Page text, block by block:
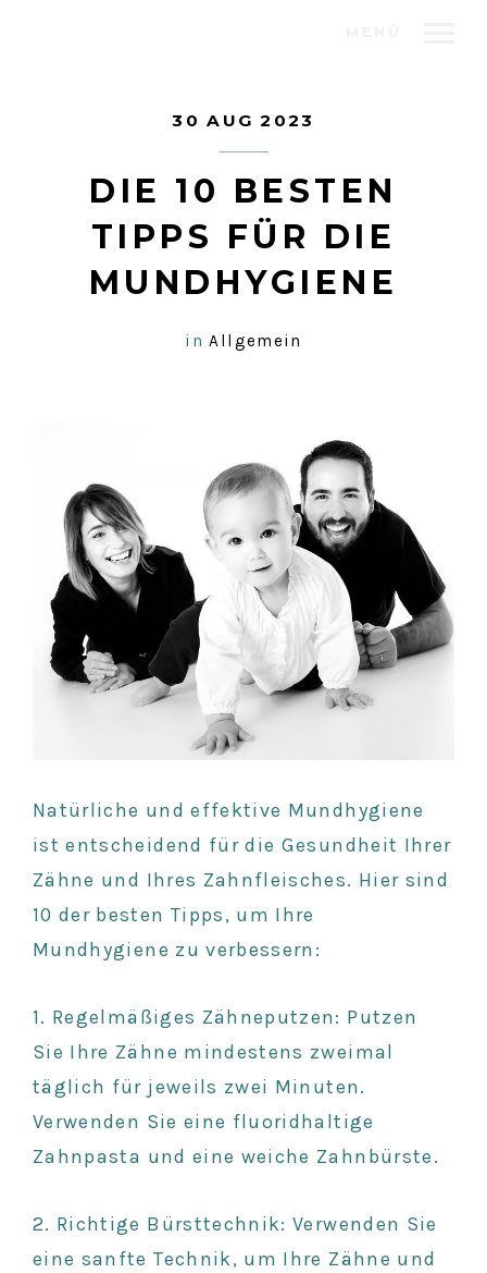
30 AUG 2023
DIE 10 BESTEN
TIPPS FÜR DIE
MUNDHYGIENE
in Allgemein
Natürliche und effektive Mundhygiene
ist entscheidend für die Gesundheit Ihrer
Zähne und Ihres Zahnfleisches. Hier sind
10 der besten Tipps, um Ihre
Mundhygiene zu verbessern:
1. Regelmäßiges Zähneputzen: Putzen
Sie Ihre Zähne mindestens zweimal
täglich für jeweils zwei Minuten.
Verwenden Sie eine fluoridhaltige
Zahnpasta und eine weiche Zahnbürste.
2. Richtige Bürsttechnik: Verwenden Sie
eine sanfte Technik, um Ihre Zähne und